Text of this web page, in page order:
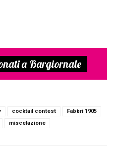
a Bargiornale
cocktail contest
Fabbri 1905
miscelazione